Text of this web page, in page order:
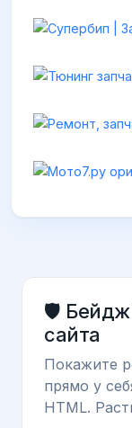
🛡️ Бейдж
сайта
Покажите
прямо у
HTML.